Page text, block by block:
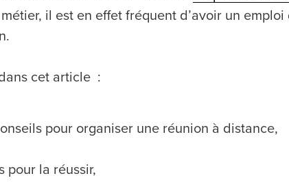
il est en effet fréquent d’avoir un
cet article :
pour organiser une réunion à distance,
pour la réussir,